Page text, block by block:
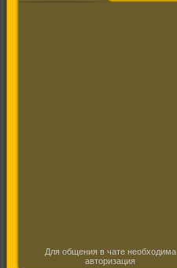
Для общения в чате необходима
авторизация